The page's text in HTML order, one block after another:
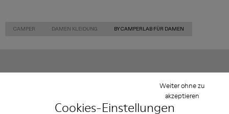
Cookies-Einstellungen
Weiter ohne zu
akzeptieren
CAMPER DAMEN KLEIDUNG BY CAMPERLAB FÜR DAMEN
Sale: Jetzt zusätzlich 10% Nachlass
Richtig gelesen. Als Teil unserer Community kommen Sie in den